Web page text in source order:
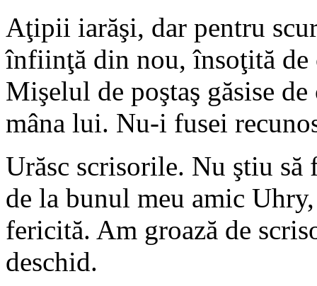
Aţipii iarăşi, dar pentru
înfiinţă din nou, însoţită
Mişelul de poştaş găsise
mâna lui. Nu-i fusei
Urăsc scrisorile. Nu ştiu să
de la bunul meu amic
fericită. Am groază de
deschid.